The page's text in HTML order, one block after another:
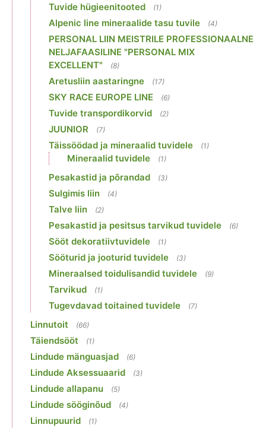
Tuvide hügieenitooted (1)
Alpenic line mineraalide tasu tuvile (4)
PERSONAL LIIN MEISTRILE PROFESSIONAALNE
NELJAFAASILINE "PERSONAL MIX
EXCELLENT"
(8)
Aretusliin aastaringne (17)
SKY RACE EUROPE LINE (6)
Tuvide transpordikorvid (2)
JUUNIOR (7)
Täissöödad ja mineraalid tuvidele (1)
Mineraalid tuvidele (1)
Pesakastid ja põrandad (3)
Sulgimis liin (4)
Talve liin (2)
Pesakastid ja pesitsus tarvikud tuvidele (6)
Sööt dekoratiivtuvidele (1)
Sööturid ja jooturid tuvidele (3)
Mineraalsed toidulisandid tuvidele (9)
Tarvikud (1)
Tugevdavad toitained tuvidele (7)
Linnutoit (66)
Täiendsööt (1)
Lindude mänguasjad (6)
Lindude Aksessuaarid (3)
Lindude allapanu (5)
Lindude sööginõud (4)
Linnupuurid (1)